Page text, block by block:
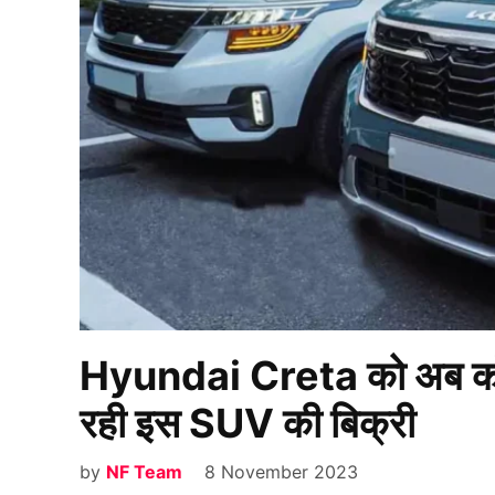
Hyundai Creta को अब
रही इस SUV की बिक्री
by NF Team 8 November 2023